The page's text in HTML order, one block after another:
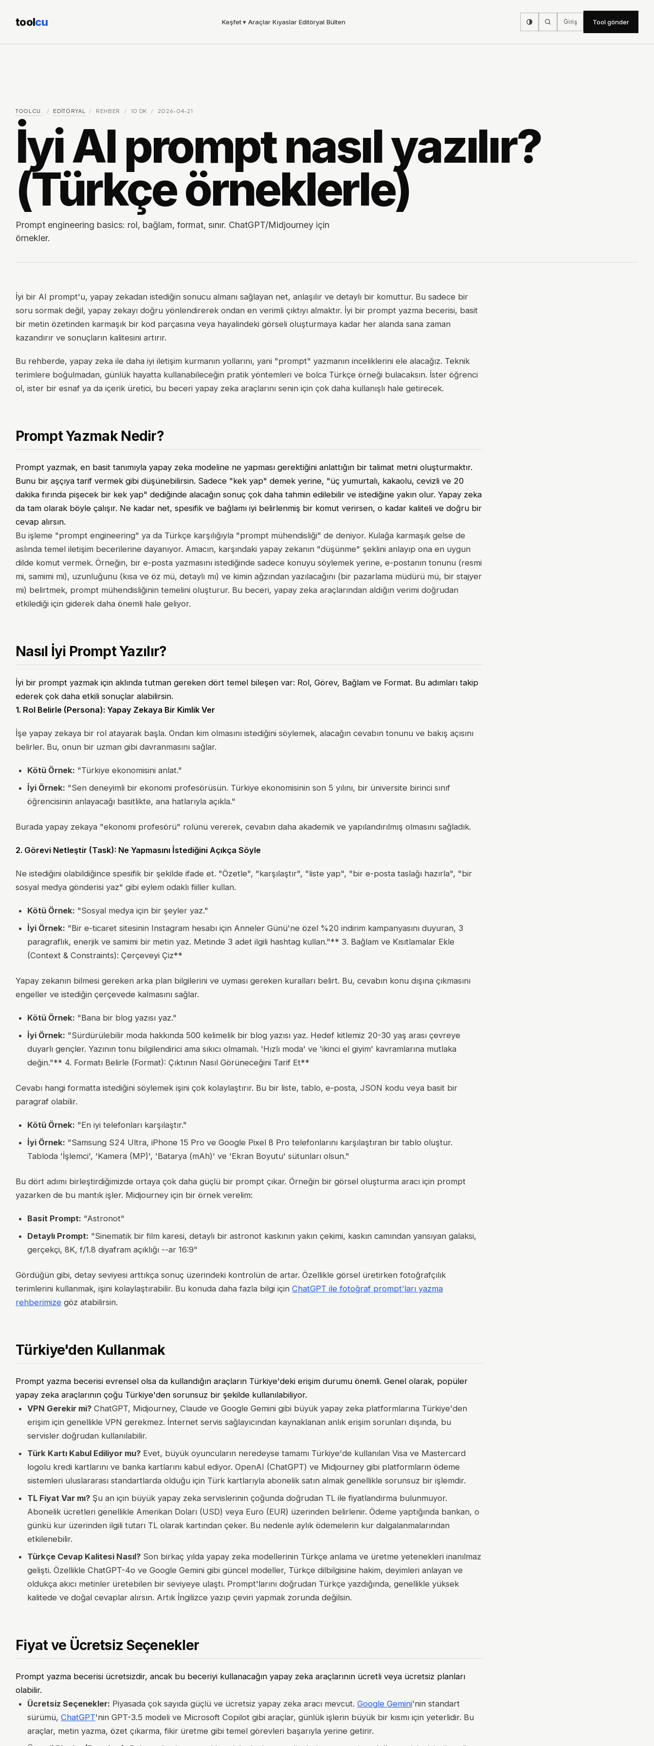
toolcu Keşfet ▾ Araçlar Kıyaslar Editöryal Bülten Giriş Tool gönder
TOOLCU. / EDITÖRYAL / REHBER / 10 DK / 2026-04-21
İyi AI prompt nasıl yazılır?
(Türkçe örneklerle)
Prompt engineering basics: rol, bağlam, format, sınır. ChatGPT/Midjourney için
örnekler.
İyi bir AI prompt'u, yapay zekadan istediğin sonucu almanı sağlayan net, anlaşılır ve detaylı bir komuttur. Bu sadece bir
soru sormak değil, yapay zekayı doğru yönlendirerek ondan en verimli çıktıyı almaktır. İyi bir prompt yazma becerisi, basit
bir metin özetinden karmaşık bir kod parçasına veya hayalindeki görseli oluşturmaya kadar her alanda sana zaman
kazandırır ve sonuçların kalitesini artırır.
Bu rehberde, yapay zeka ile daha iyi iletişim kurmanın yollarını, yani "prompt" yazmanın inceliklerini ele alacağız. Teknik
terimlere boğulmadan, günlük hayatta kullanabileceğin pratik yöntemleri ve bolca Türkçe örneği bulacaksın. İster öğrenci
ol, ister bir esnaf ya da içerik üretici, bu beceri yapay zeka araçlarını senin için çok daha kullanışlı hale getirecek.
Prompt Yazmak Nedir?
Prompt yazmak, en basit tanımıyla yapay zeka modeline ne yapması gerektiğini anlattığın bir talimat metni oluşturmaktır.
Bunu bir aşçıya tarif vermek gibi düşünebilirsin. Sadece "kek yap" demek yerine, "üç yumurtalı, kakaolu, cevizli ve 20
dakika fırında pişecek bir kek yap" dediğinde alacağın sonuç çok daha tahmin edilebilir ve istediğine yakın olur. Yapay zeka
da tam olarak böyle çalışır. Ne kadar net, spesifik ve bağlamı iyi belirlenmiş bir komut verirsen, o kadar kaliteli ve doğru bir
cevap alırsın.
Bu işleme "prompt engineering" ya da Türkçe karşılığıyla "prompt mühendisliği" de deniyor. Kulağa karmaşık gelse de
aslında temel iletişim becerilerine dayanıyor. Amacın, karşındaki yapay zekanın "düşünme" şeklini anlayıp ona en uygun
dilde komut vermek. Örneğin, bir e-posta yazmasını istediğinde sadece konuyu söylemek yerine, e-postanın tonunu (resmi
mi, samimi mi), uzunluğunu (kısa ve öz mü, detaylı mı) ve kimin ağzından yazılacağını (bir pazarlama müdürü mü, bir stajyer
mi) belirtmek, prompt mühendisliğinin temelini oluşturur. Bu beceri, yapay zeka araçlarından aldığın verimi doğrudan
etkilediği için giderek daha önemli hale geliyor.
Nasıl İyi Prompt Yazılır?
İyi bir prompt yazmak için aklında tutman gereken dört temel bileşen var: Rol, Görev, Bağlam ve Format. Bu adımları takip
ederek çok daha etkili sonuçlar alabilirsin.
1. Rol Belirle (Persona): Yapay Zekaya Bir Kimlik Ver
İşe yapay zekaya bir rol atayarak başla. Ondan kim olmasını istediğini söylemek, alacağın cevabın tonunu ve bakış açısını
belirler. Bu, onun bir uzman gibi davranmasını sağlar.
Kötü Örnek: "Türkiye ekonomisini anlat."
İyi Örnek: "Sen deneyimli bir ekonomi profesörüsün. Türkiye ekonomisinin son 5 yılını, bir üniversite birinci sınıf
öğrencisinin anlayacağı basitlikte, ana hatlarıyla açıkla."
Burada yapay zekaya "ekonomi profesörü" rolünü vererek, cevabın daha akademik ve yapılandırılmış olmasını sağladık.
2. Görevi Netleştir (Task): Ne Yapmasını İstediğini Açıkça Söyle
Ne istediğini olabildiğince spesifik bir şekilde ifade et. "Özetle", "karşılaştır", "liste yap", "bir e-posta taslağı hazırla", "bir
sosyal medya gönderisi yaz" gibi eylem odaklı fiiller kullan.
Kötü Örnek: "Sosyal medya için bir şeyler yaz."
İyi Örnek: "Bir e-ticaret sitesinin Instagram hesabı için Anneler Günü'ne özel %20 indirim kampanyasını duyuran, 3
paragraflık, enerjik ve samimi bir metin yaz. Metinde 3 adet ilgili hashtag kullan."** 3. Bağlam ve Kısıtlamalar Ekle
(Context & Constraints): Çerçeveyi Çiz**
Yapay zekanın bilmesi gereken arka plan bilgilerini ve uyması gereken kuralları belirt. Bu, cevabın konu dışına çıkmasını
engeller ve istediğin çerçevede kalmasını sağlar.
Kötü Örnek: "Bana bir blog yazısı yaz."
İyi Örnek: "Sürdürülebilir moda hakkında 500 kelimelik bir blog yazısı yaz. Hedef kitlemiz 20-30 yaş arası çevreye
duyarlı gençler. Yazının tonu bilgilendirici ama sıkıcı olmamalı. 'Hızlı moda' ve 'ikinci el giyim' kavramlarına mutlaka
değin."** 4. Formatı Belirle (Format): Çıktının Nasıl Görüneceğini Tarif Et**
Cevabı hangi formatta istediğini söylemek işini çok kolaylaştırır. Bu bir liste, tablo, e-posta, JSON kodu veya basit bir
paragraf olabilir.
Kötü Örnek: "En iyi telefonları karşılaştır."
İyi Örnek: "Samsung S24 Ultra, iPhone 15 Pro ve Google Pixel 8 Pro telefonlarını karşılaştıran bir tablo oluştur.
Tabloda 'İşlemci', 'Kamera (MP)', 'Batarya (mAh)' ve 'Ekran Boyutu' sütunları olsun."
Bu dört adımı birleştirdiğimizde ortaya çok daha güçlü bir prompt çıkar. Örneğin bir görsel oluşturma aracı için prompt
yazarken de bu mantık işler. Midjourney için bir örnek verelim:
Basit Prompt: "Astronot"
Detaylı Prompt: "Sinematik bir film karesi, detaylı bir astronot kaskının yakın çekimi, kaskın camından yansıyan galaksi,
gerçekçi, 8K, f/1.8 diyafram açıklığı --ar 16:9"
Gördüğün gibi, detay seviyesi arttıkça sonuç üzerindeki kontrolün de artar. Özellikle görsel üretirken fotoğrafçılık
terimlerini kullanmak, işini kolaylaştırabilir. Bu konuda daha fazla bilgi için ChatGPT ile fotoğraf prompt'ları yazma
rehberimize göz atabilirsin.
Türkiye'den Kullanmak
Prompt yazma becerisi evrensel olsa da kullandığın araçların Türkiye'deki erişim durumu önemli. Genel olarak, popüler
yapay zeka araçlarının çoğu Türkiye'den sorunsuz bir şekilde kullanılabiliyor.
VPN Gerekir mi? ChatGPT, Midjourney, Claude ve Google Gemini gibi büyük yapay zeka platformlarına Türkiye'den
erişim için genellikle VPN gerekmez. İnternet servis sağlayıcından kaynaklanan anlık erişim sorunları dışında, bu
servisler doğrudan kullanılabilir.
Türk Kartı Kabul Ediliyor mu? Evet, büyük oyuncuların neredeyse tamamı Türkiye'de kullanılan Visa ve Mastercard
logolu kredi kartlarını ve banka kartlarını kabul ediyor. OpenAI (ChatGPT) ve Midjourney gibi platformların ödeme
sistemleri uluslararası standartlarda olduğu için Türk kartlarıyla abonelik satın almak genellikle sorunsuz bir işlemdir.
TL Fiyat Var mı? Şu an için büyük yapay zeka servislerinin çoğunda doğrudan TL ile fiyatlandırma bulunmuyor.
Abonelik ücretleri genellikle Amerikan Doları (USD) veya Euro (EUR) üzerinden belirlenir. Ödeme yaptığında bankan, o
günkü kur üzerinden ilgili tutarı TL olarak kartından çeker. Bu nedenle aylık ödemelerin kur dalgalanmalarından
etkilenebilir.
Türkçe Cevap Kalitesi Nasıl? Son birkaç yılda yapay zeka modellerinin Türkçe anlama ve üretme yetenekleri inanılmaz
gelişti. Özellikle ChatGPT-4o ve Google Gemini gibi güncel modeller, Türkçe dilbilgisine hakim, deyimleri anlayan ve
oldukça akıcı metinler üretebilen bir seviyeye ulaştı. Prompt'larını doğrudan Türkçe yazdığında, genellikle yüksek
kalitede ve doğal cevaplar alırsın. Artık İngilizce yazıp çeviri yapmak zorunda değilsin.
Fiyat ve Ücretsiz Seçenekler
Prompt yazma becerisi ücretsizdir, ancak bu beceriyi kullanacağın yapay zeka araçlarının ücretli veya ücretsiz planları
olabilir.
Ücretsiz Seçenekler: Piyasada çok sayıda güçlü ve ücretsiz yapay zeka aracı mevcut. Google Gemini'nin standart
sürümü, ChatGPT'nin GPT-3.5 modeli ve Microsoft Copilot gibi araçlar, günlük işlerin büyük bir kısmı için yeterlidir. Bu
araçlar, metin yazma, özet çıkarma, fikir üretme gibi temel görevleri başarıyla yerine getirir.